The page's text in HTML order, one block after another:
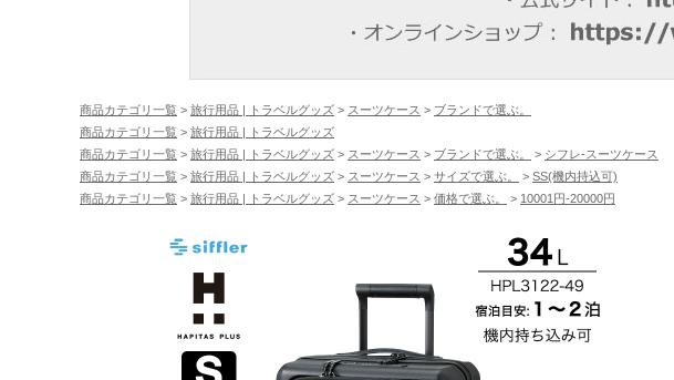
商品カテゴリ一覧 > 旅行用品 | トラベルグッズ > スーツケース > ブランドで選ぶ。
商品カテゴリ一覧 > 旅行用品 | トラベルグッズ
商品カテゴリ一覧 > 旅行用品 | トラベルグッズ > スーツケース > ブランドで選ぶ。 > シフレ-スーツケース
商品カテゴリ一覧 > 旅行用品 | トラベルグッズ > スーツケース > サイズで選ぶ。 > SS(機内持込可)
商品カテゴリ一覧 > 旅行用品 | トラベルグッズ > スーツケース > 価格で選ぶ。 > 10001円-20000円